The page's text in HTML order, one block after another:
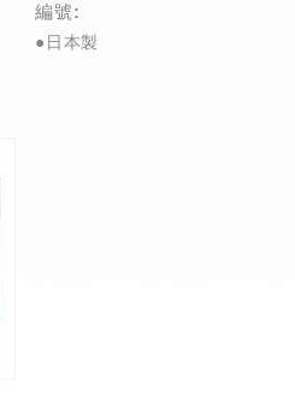
編號:
●日本製